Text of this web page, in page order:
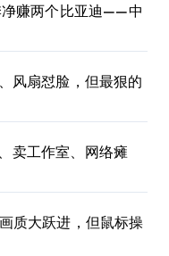
净赚两个比亚迪——中
风扇怼脸，但最狠的
卖工作室、网络瘫
质大跃进，但鼠标操